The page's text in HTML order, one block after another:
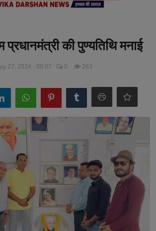
की पुण्यतिथि मनाई
27, 2024 - 08:07 0 263